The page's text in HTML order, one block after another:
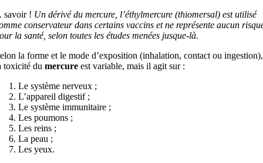
savoir ! Un dérivé du mercure, l’éthylmercure (thiomersal) est utilisé
conservateur dans certains vaccins et ne représente aucun
la santé, selon toutes les études menées jusque-là.
la forme et le mode d’exposition (inhalation, contact ou ingestion),
toxicité du mercureest variable, mais il agit sur :
Le système nerveux ;
L’appareil digestif ;
Le système immunitaire ;
Les poumons ;
Les reins ;
La peau ;
Les yeux.